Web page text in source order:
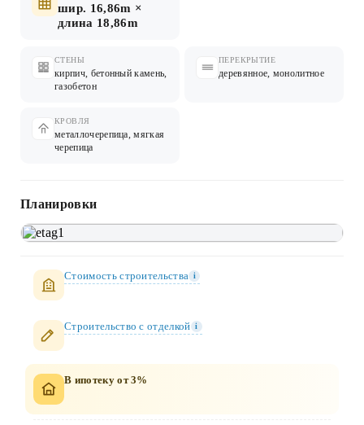
шир. 16,86m ×
длина 18,86m
СТЕНЫ
кирпич, бетонный камень,
газобетон
ПЕРЕКРЫТИЕ
деревянное, монолитное
КРОВЛЯ
металлочерепица, мягкая
черепица
Планировки
Стоимость строительства i
Строительство c отделкой i
В ипотеку от 3%